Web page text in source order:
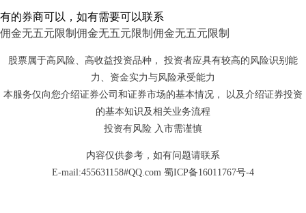
有的券商可以，如有需要可以联系
佣金无五元限制佣金无五元限制佣金无五元限制
股票属于高风险、高收益投资品种， 投资者应具有较高的风险识别能
力、资金实力与风险承受能力
本服务仅向您介绍证券公司和证券市场的基本情况， 以及介绍证券投资
的基本知识及相关业务流程
投资有风险 入市需谨慎
内容仅供参考，如有问题请联系
E-mail:455631158#QQ.com 蜀ICP备16011767号-4